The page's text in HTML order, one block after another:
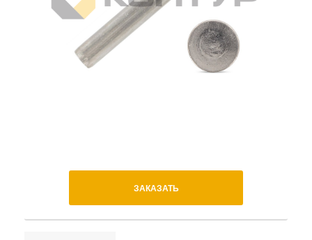
ЗАКАЗАТЬ